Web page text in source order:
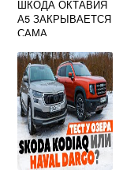
ШКОДА ОКТАВИЯ
А5 ЗАКРЫВАЕТСЯ
САМА